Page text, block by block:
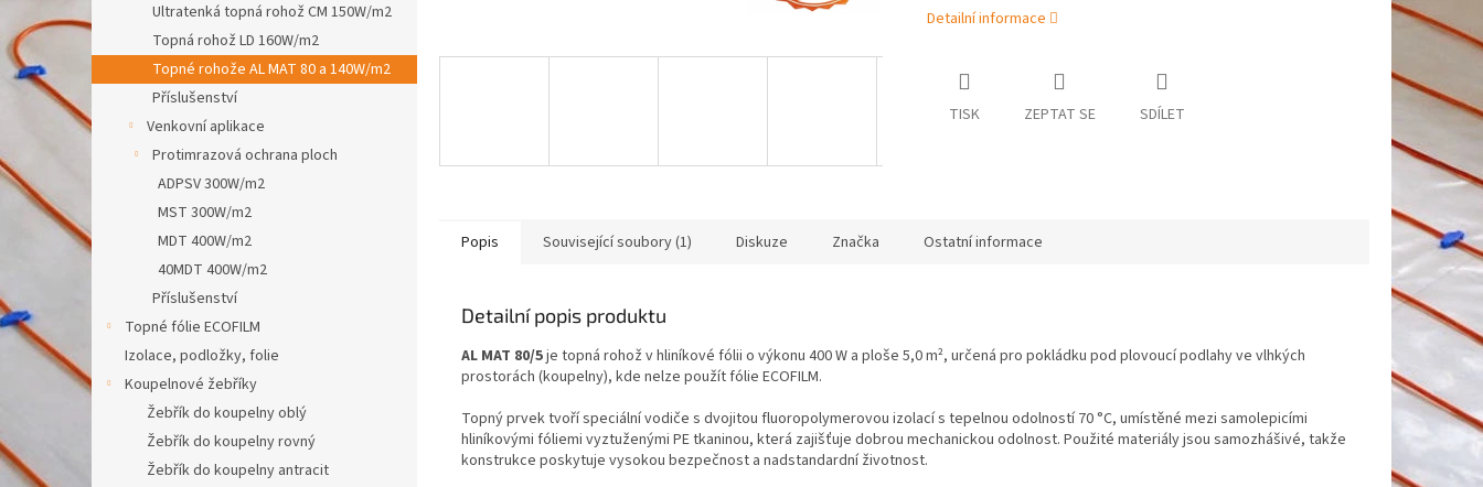
Ultratenká topná rohož CM 150W/m2
Topná rohož LD 160W/m2
Topné rohože AL MAT 80 a 140W/m2
Příslušenství
Venkovní aplikace
Protimrazová ochrana ploch
ADPSV 300W/m2
MST 300W/m2
MDT 400W/m2
40MDT 400W/m2
Příslušenství
Topné fólie ECOFILM
Izolace, podložky, folie
Koupelnové žebříky
Žebřík do koupelny oblý
Žebřík do koupelny rovný
Žebřík do koupelny antracit
Detailní informace
TISK ZEPTAT SE SDÍLET
Popis Související soubory (1) Diskuze Značka Ostatní informace
Detailní popis produktu
AL MAT 80/5je topná rohož v hliníkové fólii o výkonu 400 W a ploše 5,0 m², určená pro pokládku pod plovoucí podlahy ve vlhkých
prostorách (koupelny), kde nelze použít fólie ECOFILM.
Topný prvek tvoří speciální vodiče s dvojitou fluoropolymerovou izolací s tepelnou odolností 70 °C, umístěné mezi samolepicími
hliníkovými fóliemi vyztuženými PE tkaninou, která zajišťuje dobrou mechanickou odolnost. Použité materiály jsou samozhášivé, takže
konstrukce poskytuje vysokou bezpečnost a nadstandardní životnost.